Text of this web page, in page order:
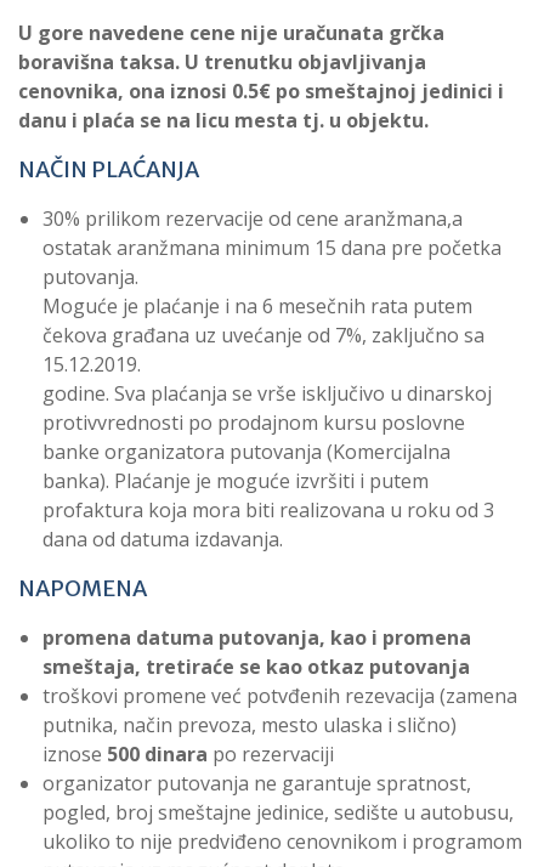
U gore navedene cene nije uračunata grčka
boravišna taksa. U trenutku objavljivanja
cenovnika, ona iznosi 0.5€ po smeštajnoj jedinici i
danu i plaća se na licu mesta tj. u objektu.
NAČIN PLAĆANJA
30% prilikom rezervacije od cene aranžmana,a
ostatak aranžmana minimum 15 dana pre početka
putovanja.
Moguće je plaćanje i na 6 mesečnih rata putem
čekova građana uz uvećanje od 7%, zaključno sa
15.12.2019.
godine. Sva plaćanja se vrše isključivo u dinarskoj
protivvrednosti po prodajnom kursu poslovne
banke organizatora putovanja (Komercijalna
banka). Plaćanje je moguće izvršiti i putem
profaktura koja mora biti realizovana u roku od 3
dana od datuma izdavanja.
NAPOMENA
promena datuma putovanja, kao i promena
smeštaja, tretiraće se kao otkaz putovanja
troškovi promene već potvđenih rezevacija (zamena
putnika, način prevoza, mesto ulaska i slično)
iznose 500 dinara po rezervaciji
organizator putovanja ne garantuje spratnost,
pogled, broj smeštajne jedinice, sedište u autobusu,
ukoliko to nije predviđeno cenovnikom i programom